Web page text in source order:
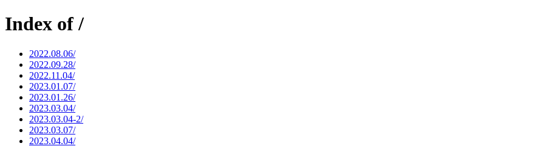
Index of /
2022.08.06/
2022.09.28/
2022.11.04/
2023.01.07/
2023.01.26/
2023.03.04/
2023.03.04-2/
2023.03.07/
2023.04.04/